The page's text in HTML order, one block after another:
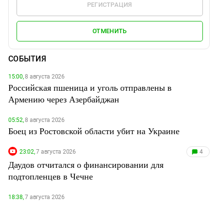
РЕГИСТРАЦИЯ
ОТМЕНИТЬ
СОБЫТИЯ
15:00,8 августа 2026
Российская пшеница и уголь отправлены в
Армению через Азербайджан
05:52,8 августа 2026
Боец из Ростовской области убит на Украине
23:02,7 августа 2026 4
Даудов отчитался о финансировании для
подтопленцев в Чечне
18:38,7 августа 2026